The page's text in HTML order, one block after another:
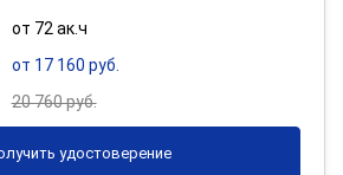
от 72 ак.ч
от 17 160 руб.
20 760 руб.
удостоверение